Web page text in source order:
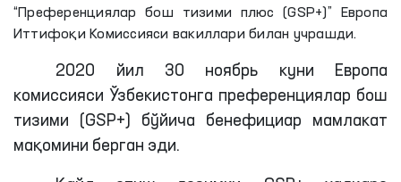
“Преференциялар бош тизими плюс (GSP+)” Европа
Иттифоқи Комиссияси вакиллари билан учрашди.
2020 йил 30 ноябрь куни Европа
комиссияси Ўзбекистонга преференциялар бош
тизими (GSP+) бўйича бенефициар мамлакат
мақомини берган эди.